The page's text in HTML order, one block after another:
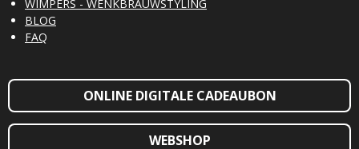
WIMPERS - WENKBRAUWSTYLING
BLOG
FAQ
ONLINE DIGITALE CADEAUBON
WEBSHOP